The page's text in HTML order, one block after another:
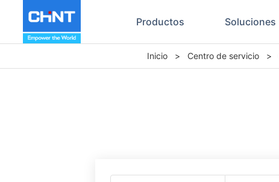
Productos Soluciones
Inicio > Centro de servicio >